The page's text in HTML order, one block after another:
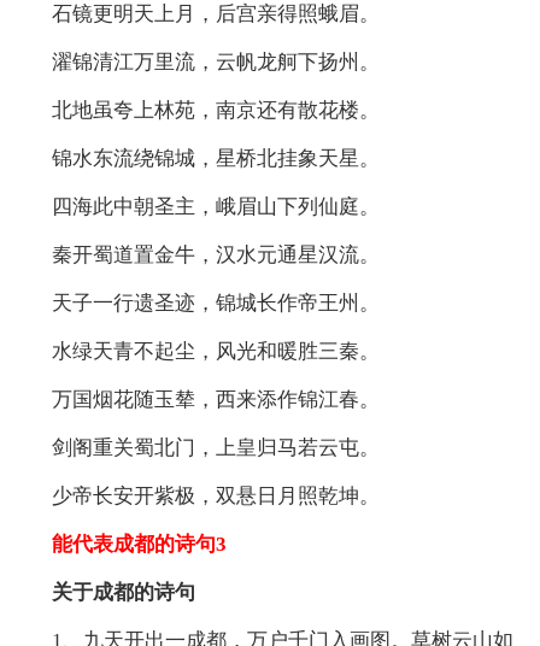
石镜更明天上月，后宫亲得照蛾眉。
濯锦清江万里流，云帆龙舸下扬州。
北地虽夸上林苑，南京还有散花楼。
锦水东流绕锦城，星桥北挂象天星。
四海此中朝圣主，峨眉山下列仙庭。
秦开蜀道置金牛，汉水元通星汉流。
天子一行遗圣迹，锦城长作帝王州。
水绿天青不起尘，风光和暖胜三秦。
万国烟花随玉辇，西来添作锦江春。
剑阁重关蜀北门，上皇归马若云屯。
少帝长安开紫极，双悬日月照乾坤。
能代表成都的诗句3
关于成都的诗句
1、九天开出一成都，万户千门入画图。草树云山如